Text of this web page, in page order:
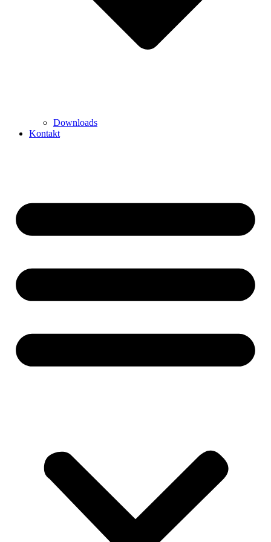
Downloads
Kontakt